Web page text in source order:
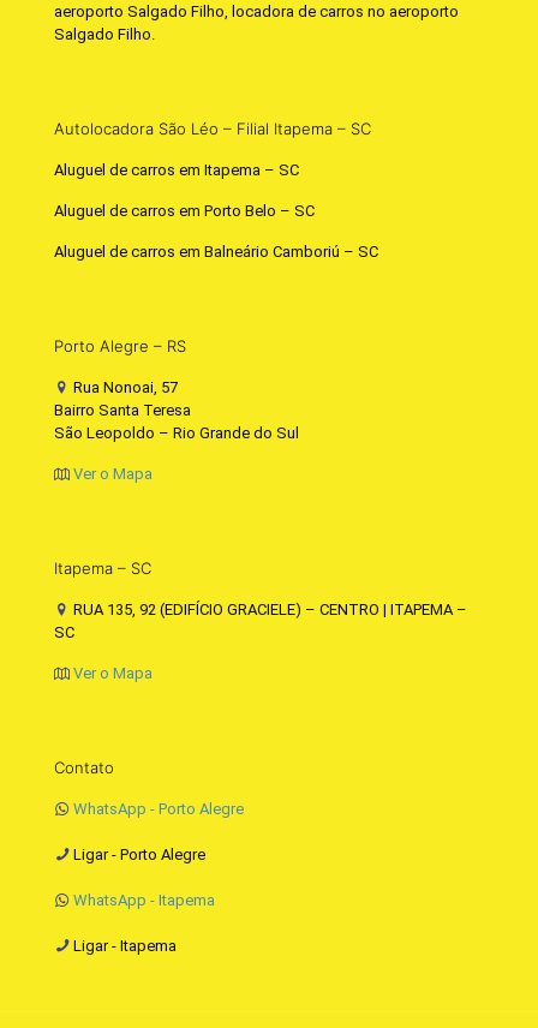
aeroporto Salgado Filho, locadora de carros no aeroporto
Salgado Filho.
Autolocadora São Léo – Filial Itapema – SC
Aluguel de carros em Itapema – SC
Aluguel de carros em Porto Belo – SC
Aluguel de carros em Balneário Camboriú – SC
Porto Alegre – RS
Rua Nonoai, 57
Bairro Santa Teresa
São Leopoldo – Rio Grande do Sul
Ver o Mapa
Itapema – SC
RUA 135, 92 (EDIFÍCIO GRACIELE) – CENTRO | ITAPEMA –
SC
Ver o Mapa
Contato
WhatsApp - Porto Alegre
Ligar - Porto Alegre
WhatsApp - Itapema
Ligar - Itapema